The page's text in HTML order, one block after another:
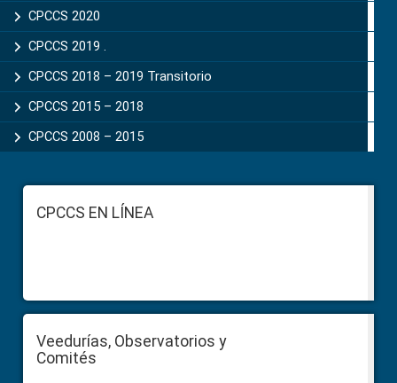
CPCCS 2020
CPCCS 2019 .
CPCCS 2018 – 2019 Transitorio
CPCCS 2015 – 2018
CPCCS 2008 – 2015
FooterCPCCS EN LÍNEA
Veedurías, Observatorios y
Comités